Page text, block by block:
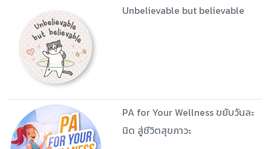
Unbelievable but believable
PA for Your Wellness ขยับวันละ
นิด สู่ชีวิตสุขภาวะ